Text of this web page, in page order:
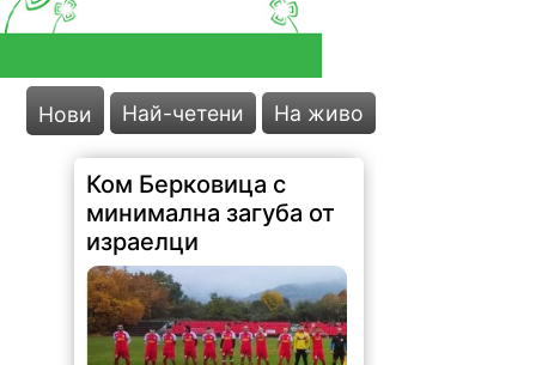
Нови Най-четени На живо
Ком Берковица с
минимална загуба от
израелци